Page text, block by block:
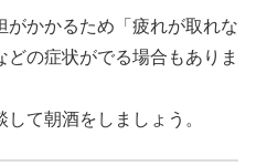
がかかるため「疲れが取れな
の症状がでる場合もありま
て朝酒をしましょう。